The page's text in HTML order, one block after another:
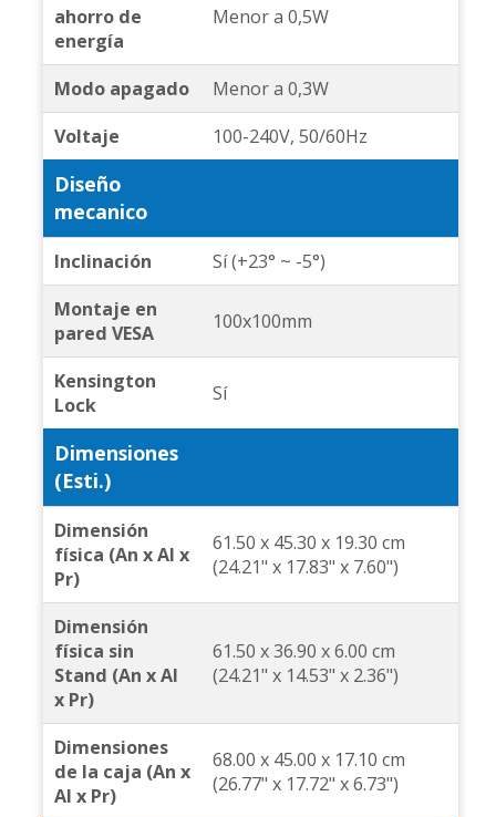
ahorro de
energía
Menor a 0,5W
Modo apagado
Menor a 0,3W
Voltaje
100-240V, 50/60Hz
Diseño
mecanico
Inclinación
Sí (+23° ~ -5°)
Montaje en
pared VESA
100x100mm
Kensington
Lock
Sí
Dimensiones
(Esti.)
Dimensión
física (An x Al x
Pr)
61.50 x 45.30 x 19.30 cm
(24.21" x 17.83" x 7.60")
Dimensión
física sin
Stand (An x Al
x Pr)
61.50 x 36.90 x 6.00 cm
(24.21" x 14.53" x 2.36")
Dimensiones
de la caja (An x
Al x Pr)
68.00 x 45.00 x 17.10 cm
(26.77" x 17.72" x 6.73")